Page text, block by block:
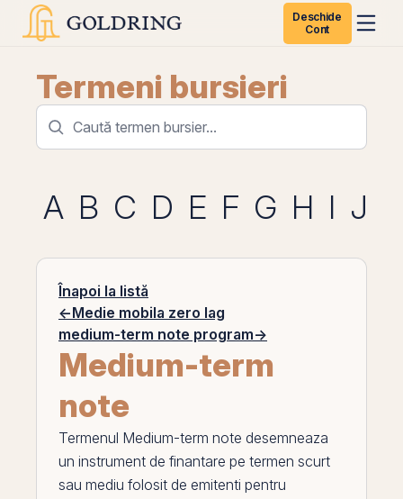
Deschide
Cont
Termeni bursieri
A B C D E F G H I J
Înapoi la listă
←Medie mobila zero lag
medium-term note program→
Medium-term
note
Termenul Medium-term note desemneaza
un instrument de finantare pe termen scurt
sau mediu folosit de emitenti pentru